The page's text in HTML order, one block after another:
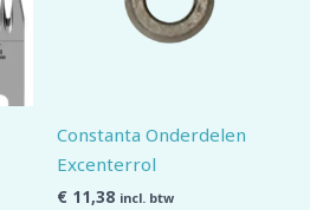
Constanta Onderdelen
Excenterrol
€ 11,38 incl. btw